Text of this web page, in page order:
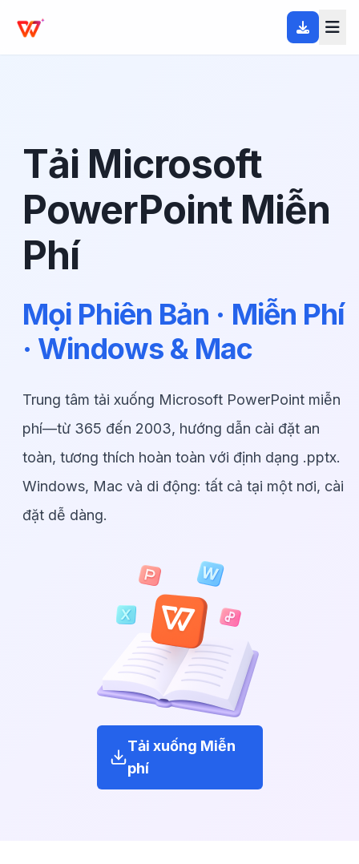
Tải Microsoft
PowerPoint Miễn
Phí
Mọi Phiên Bản · Miễn Phí
· Windows & Mac
Trung tâm tải xuống Microsoft PowerPoint miễn
phí—từ 365 đến 2003, hướng dẫn cài đặt an
toàn, tương thích hoàn toàn với định dạng .pptx.
Windows, Mac và di động: tất cả tại một nơi, cài
đặt dễ dàng.
Tải xuống Miễn
phí